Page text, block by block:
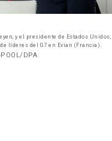
y el presidente de Estados Unidos,
líderes del G7 en Evian (Francia).
DPA